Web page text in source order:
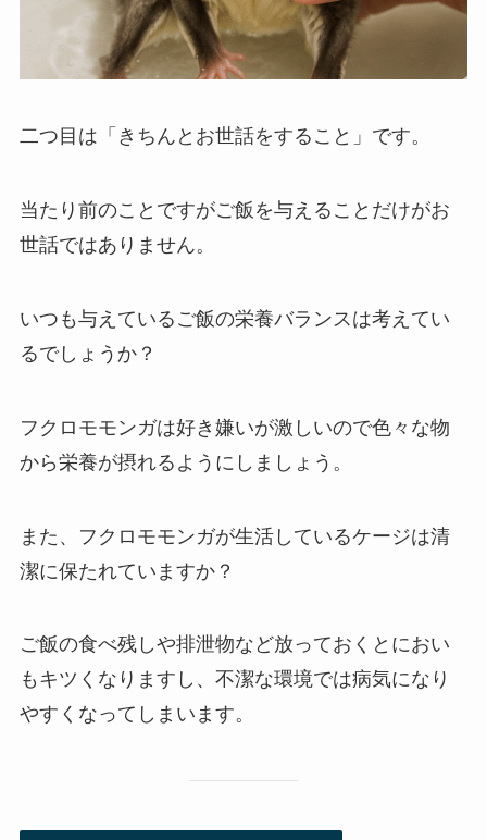
二つ目は「きちんとお世話をすること」です。
当たり前のことですがご飯を与えることだけがお
世話ではありません。
いつも与えているご飯の栄養バランスは考えてい
るでしょうか？
フクロモモンガは好き嫌いが激しいので色々な物
から栄養が摂れるようにしましょう。
また、フクロモモンガが生活しているケージは清
潔に保たれていますか？
ご飯の食べ残しや排泄物など放っておくとにおい
もキツくなりますし、不潔な環境では病気になり
やすくなってしまいます。